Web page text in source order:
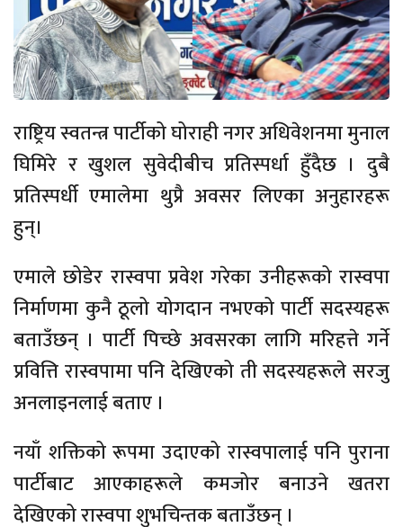
राष्ट्रिय स्वतन्त्र पार्टीको घोराही नगर अधिवेशनमा मुनाल
घिमिरे र खुशल सुवेदीबीच प्रतिस्पर्धा हुँदैछ । दुबै
प्रतिस्पर्धी एमालेमा थुप्रै अवसर लिएका अनुहारहरू
हुन्।
एमाले छोडेर रास्वपा प्रवेश गरेका उनीहरूको रास्वपा
निर्माणमा कुनै ठूलो योगदान नभएको पार्टी सदस्यहरू
बताउँछन् । पार्टी पिच्छे अवसरका लागि मरिहत्ते गर्ने
प्रवित्ति रास्वपामा पनि देखिएको ती सदस्यहरूले सरजु
अनलाइनलाई बताए ।
नयाँ शक्तिको रूपमा उदाएको रास्वपालाई पनि पुराना
पार्टीबाट आएकाहरूले कमजोर बनाउने खतरा
देखिएको रास्वपा शुभचिन्तक बताउँछन् ।